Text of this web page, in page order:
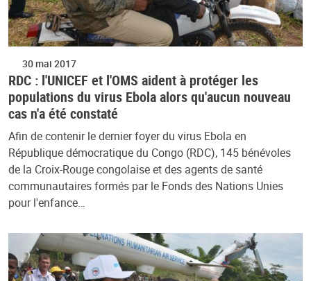
30 mai 2017
RDC : l'UNICEF et l'OMS aident à protéger les
populations du virus Ebola alors qu'aucun nouveau
cas n'a été constaté
Afin de contenir le dernier foyer du virus Ebola en
République démocratique du Congo (RDC), 145 bénévoles
de la Croix-Rouge congolaise et des agents de santé
communautaires formés par le Fonds des Nations Unies
pour l'enfance…